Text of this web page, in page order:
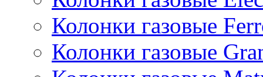
Колонки газовые
Колонки газовые